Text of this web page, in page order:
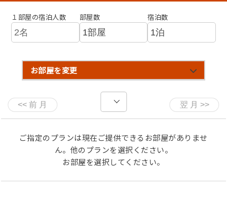
・蟹甲羅焼
・蟹みそ御飯
・蟹みそスープ
・雑炊
※その他、先付け、お造り、甘味
※甲羅焼は1～3名様に1個、4名様で2個となります（蟹味
噌の量は調整いたします）。
※お子様につきましては、大人と同じメニューか、お席の
※当プランは昼食プランとなっておりますので、お食事場
所での提供となります。
※お食事処のご利用時間は、11時から14時とさせていた
１部屋の宿泊人数 部屋数 宿泊数
お部屋を変更
ご指定のプランは現在ご提供できるお部屋がありませ
ん。他のプランを選択ください。
お部屋を選択してください。